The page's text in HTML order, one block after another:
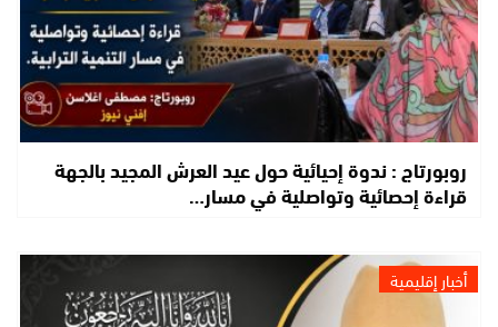
روبورتاج : ندوة إحيائية حول عيد العرش المجيد بالجهة
قراءة إحصائية وتواصلية في مسار…
أخبار إقليمية